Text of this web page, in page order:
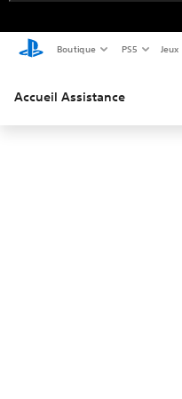
Boutique PS5 Jeux
Accueil Assistance